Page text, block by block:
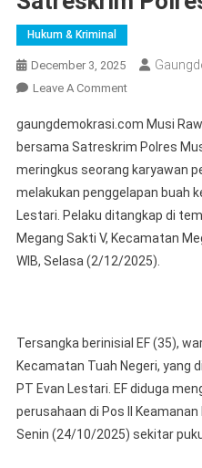
Hukum & Kriminal
December 3, 2025
Leave A CommentOn
Gelapkan
2,9
Ton
Sawit,
Karyawan
Perkebunan
Ditangkap
Dan
Satreskrim
Polres
gaungdemokrasi.com Musi
bersama Satreskrim Polres
meringkus seorang karyawan
melakukan penggelapan buah
Lestari. Pelaku ditangkap di
Megang Sakti V, Kecamatan
WIB, Selasa (2/12/2025).
Tersangka berinisial EF (35),
Kecamatan Tuah Negeri, yang
PT Evan Lestari. EF diduga
perusahaan di Pos II
Senin (24/10/2025) sekitar